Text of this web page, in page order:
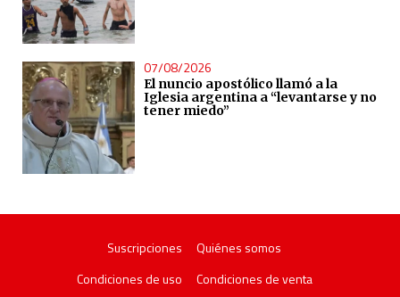
07/08/2026
El nuncio apostólico llamó a la
Iglesia argentina a “levantarse y no
tener miedo”
Suscripciones
Quiénes somos
Condiciones de uso
Condiciones de venta